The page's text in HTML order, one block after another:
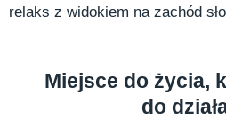
relaks z widokiem na zachód
Miejsce do życia,
do